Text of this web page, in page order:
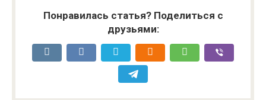
Понравилась статья? Поделиться с
друзьями: